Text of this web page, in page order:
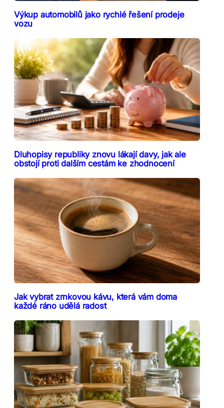
Výkup automobilů jako rychlé řešení prodeje
vozu
Dluhopisy republiky znovu lákají davy, jak ale
obstojí proti dalším cestám ke zhodnocení
Jak vybrat zrnkovou kávu, která vám doma
každé ráno udělá radost